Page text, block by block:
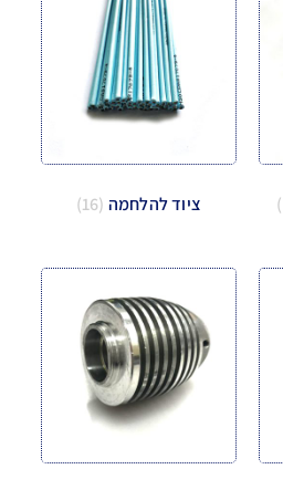
ציוד להלחמה (16)